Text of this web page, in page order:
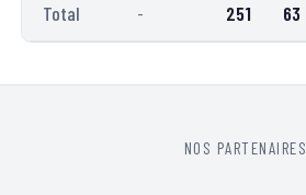
Total - 251 63
NOS PARTENAIRES